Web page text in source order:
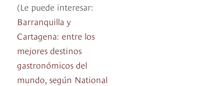
(Le puede interesar:
Barranquilla y
Cartagena: entre los
mejores destinos
gastronómicos del
mundo, según National